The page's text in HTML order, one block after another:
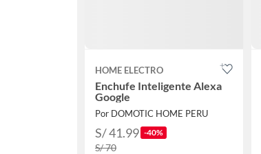
HOME ELECTRO
Enchufe Inteligente Alexa
Google
Por DOMOTIC HOME PERU
S/ 41.99 -40%
S/ 70